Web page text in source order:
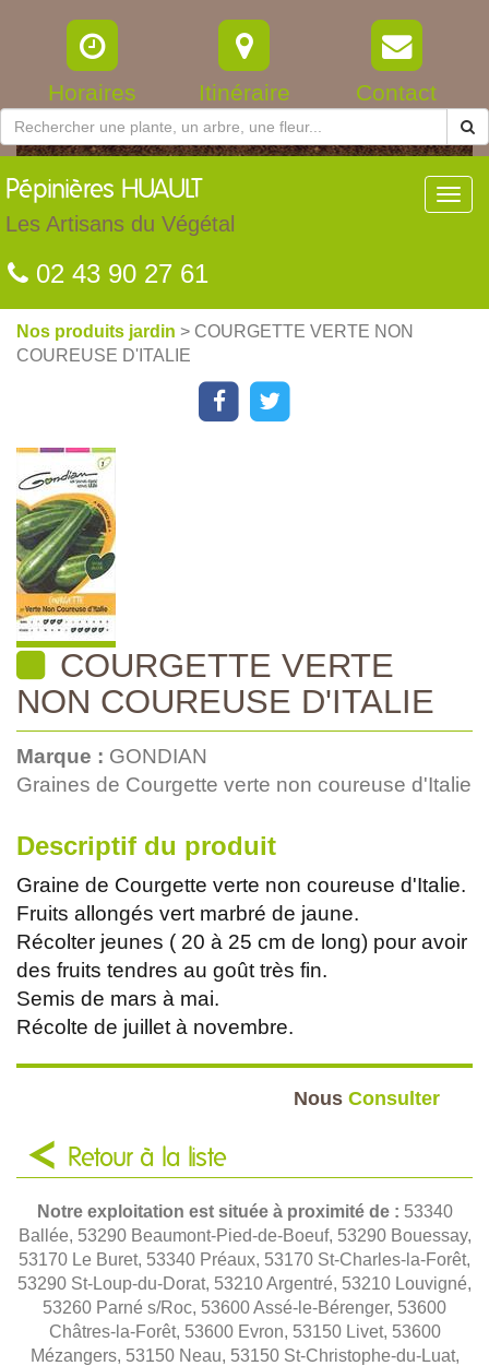
Horaires Itinéraire Contact
Pépinières HUAULT
Les Artisans du Végétal
02 43 90 27 61
Nos produits jardin > COURGETTE VERTE NON
COUREUSE D'ITALIE
COURGETTE VERTE
NON COUREUSE D'ITALIE
Marque : GONDIAN
Graines de Courgette verte non coureuse d'Italie
Descriptif du produit
Graine de Courgette verte non coureuse d'Italie.
Fruits allongés vert marbré de jaune.
Récolter jeunes ( 20 à 25 cm de long) pour avoir
des fruits tendres au goût très fin.
Semis de mars à mai.
Récolte de juillet à novembre.
Nous Consulter
Retour à la liste
Notre exploitation est située à proximité de : 53340
Ballée, 53290 Beaumont-Pied-de-Boeuf, 53290 Bouessay,
53170 Le Buret, 53340 Préaux, 53170 St-Charles-la-Forêt,
53290 St-Loup-du-Dorat, 53210 Argentré, 53210 Louvigné,
53260 Parné s/Roc, 53600 Assé-le-Bérenger, 53600
Châtres-la-Forêt, 53600 Evron, 53150 Livet, 53600
Mézangers, 53150 Neau, 53150 St-Christophe-du-Luat,